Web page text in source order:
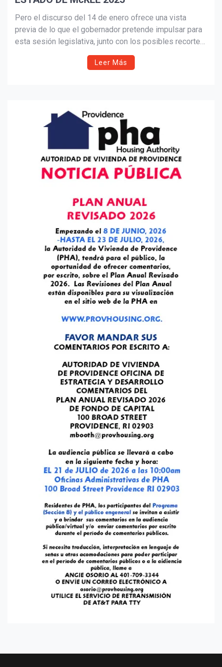
Pero el discurso del 14 de enero ofrece una vista
previa de lo que el gobernador pretende impulsar para
esta sesión legislativa, junto con los posibles recortes
previstos a la luz de un déficit proyectado de $330
millones de dólares para el año fiscal que comienza el
Leer Más